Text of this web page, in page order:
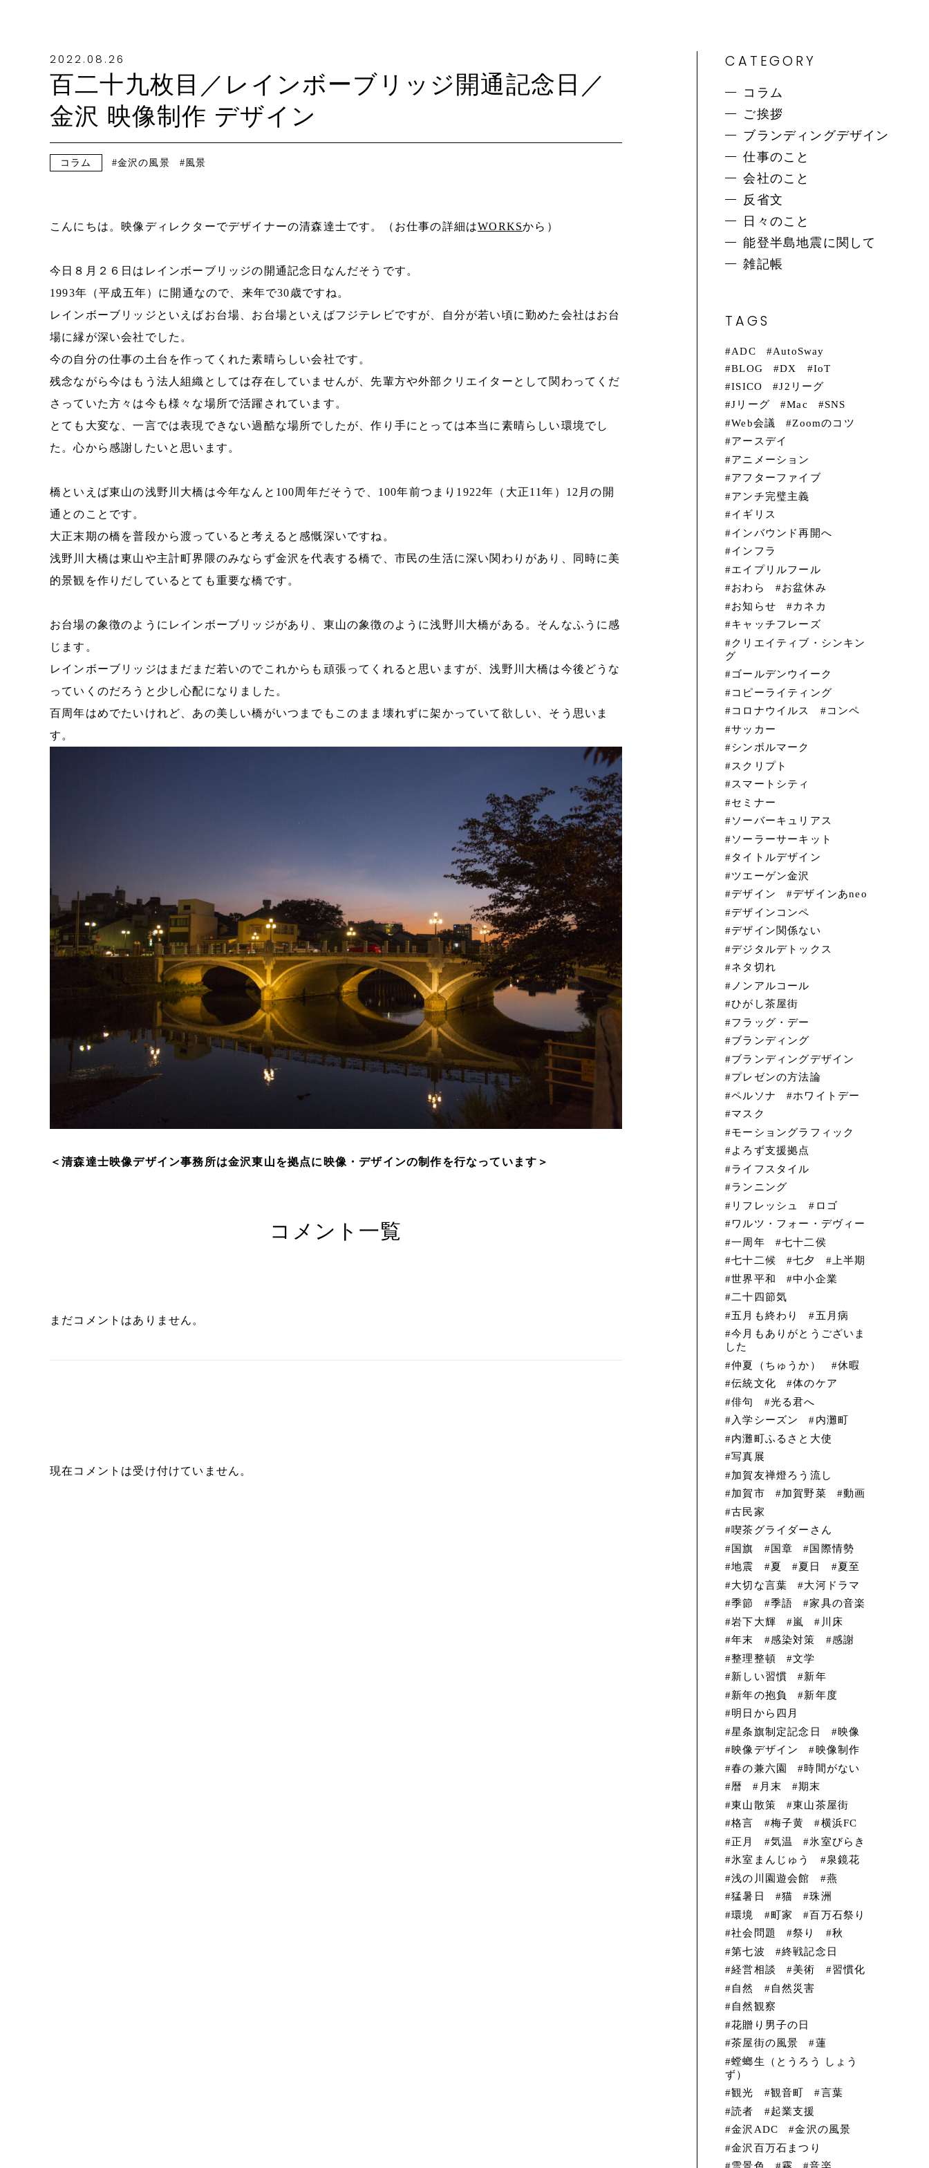
2022.08.26
百二十九枚目／レインボーブリッジ開通記念日／
金沢 映像制作 デザイン
コラム 金沢の風景 風景
こんにちは。映像ディレクターでデザイナーの清森達士です。（お仕事の詳細はWORKSから）
今日８月２６日はレインボーブリッジの開通記念日なんだそうです。
1993年（平成五年）に開通なので、来年で30歳ですね。
レインボーブリッジといえばお台場、お台場といえばフジテレビですが、自分が若い頃に勤めた会社はお台
場に縁が深い会社でした。
今の自分の仕事の土台を作ってくれた素晴らしい会社です。
残念ながら今はもう法人組織としては存在していませんが、先輩方や外部クリエイターとして関わってくだ
さっていた方々は今も様々な場所で活躍されています。
とても大変な、一言では表現できない過酷な場所でしたが、作り手にとっては本当に素晴らしい環境でし
た。心から感謝したいと思います。
橋といえば東山の浅野川大橋は今年なんと100周年だそうで、100年前つまり1922年（大正11年）12月の開
通とのことです。
大正末期の橋を普段から渡っていると考えると感慨深いですね。
浅野川大橋は東山や主計町界隈のみならず金沢を代表する橋で、市民の生活に深い関わりがあり、同時に美
的景観を作りだしているとても重要な橋です。
お台場の象徴のようにレインボーブリッジがあり、東山の象徴のように浅野川大橋がある。そんなふうに感
じます。
レインボーブリッジはまだまだ若いのでこれからも頑張ってくれると思いますが、浅野川大橋は今後どうな
っていくのだろうと少し心配になりました。
百周年はめでたいけれど、あの美しい橋がいつまでもこのまま壊れずに架かっていて欲しい、そう思いま
す。
＜清森達士映像デザイン事務所は金沢東山を拠点に映像・デザインの制作を行なっています＞
コメント一覧
まだコメントはありません。
現在コメントは受け付けていません。
CATEGORY
コラム
ご挨拶
ブランディングデザイン
仕事のこと
会社のこと
反省文
日々のこと
能登半島地震に関して
雑記帳
TAGS
ADC
AutoSway
BLOG
DX
IoT
ISICO
J2リーグ
Jリーグ
Mac
SNS
Web会議
Zoomのコツ
アースデイ
アニメーション
アフターファイブ
アンチ完璧主義
イギリス
インバウンド再開へ
インフラ
エイプリルフール
おわら
お盆休み
お知らせ
カネカ
キャッチフレーズ
クリエイティブ・シンキン
グ
ゴールデンウイーク
コピーライティング
コロナウイルス
コンペ
サッカー
シンボルマーク
スクリプト
スマートシティ
セミナー
ソーバーキュリアス
ソーラーサーキット
タイトルデザイン
ツエーゲン金沢
デザイン
デザインあneo
デザインコンペ
デザイン関係ない
デジタルデトックス
ネタ切れ
ノンアルコール
ひがし茶屋街
フラッグ・デー
ブランディング
ブランディングデザイン
プレゼンの方法論
ペルソナ
ホワイトデー
マスク
モーショングラフィック
よろず支援拠点
ライフスタイル
ランニング
リフレッシュ
ロゴ
ワルツ・フォー・デヴィー
一周年
七十二侯
七十二候
七夕
上半期
世界平和
中小企業
二十四節気
五月も終わり
五月病
今月もありがとうございま
した
仲夏（ちゅうか）
休暇
伝統文化
体のケア
俳句
光る君へ
入学シーズン
内灘町
内灘町ふるさと大使
写真展
加賀友禅燈ろう流し
加賀市
加賀野菜
動画
古民家
喫茶グライダーさん
国旗
国章
国際情勢
地震
夏 夏日
夏至
大切な言葉
大河ドラマ
季節
季語
家具の音楽
岩下大輝
嵐
川床
年末
感染対策
感謝
整理整頓
文学
新しい習慣
新年
新年の抱負
新年度
明日から四月
星条旗制定記念日
映像
映像デザイン
映像制作
春の兼六園
時間がない
暦
月末
期末
東山散策
東山茶屋街
格言
梅子黄
横浜FC
正月
気温
氷室びらき
氷室まんじゅう
泉鏡花
浅の川園遊会館
燕
猛暑日
猫
珠洲
環境
町家
百万石祭り
社会問題
祭り
秋
第七波
終戦記念日
経営相談
美術
習慣化
自然
自然災害
自然観察
花贈り男子の日
茶屋街の風景
蓮
螳螂生（とうろう しょう
ず）
観光
観音町
言葉
読者
起業支援
金沢ADC
金沢の風景
金沢百万石まつり